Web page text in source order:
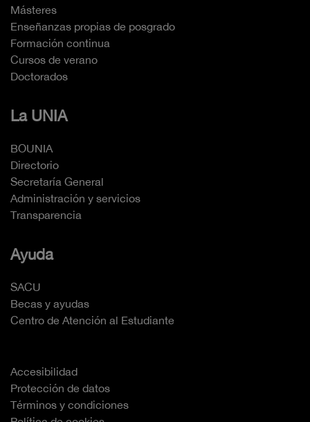
Másteres
Enseñanzas propias de posgrado
Formación continua
Cursos de verano
Doctorados
La UNIA
BOUNIA
Directorio
Secretaría General
Administración y servicios
Transparencia
Ayuda
SACU
Becas y ayudas
Centro de Atención al Estudiante
Accesibilidad
Protección de datos
Términos y condiciones